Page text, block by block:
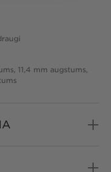
11,4 mm augstums,